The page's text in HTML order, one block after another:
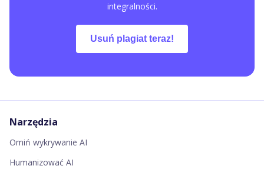
integralności.
Usuń plagiat teraz!
Narzędzia
Omiń wykrywanie AI
Humanizować AI